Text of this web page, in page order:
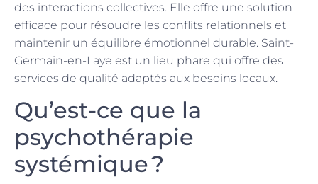
des interactions collectives. Elle offre une solution
efficace pour résoudre les conflits relationnels et
maintenir un équilibre émotionnel durable. Saint-
Germain-en-Laye est un lieu phare qui offre des
services de qualité adaptés aux besoins locaux.
Qu’est-ce que la
psychothérapie
systémique ?